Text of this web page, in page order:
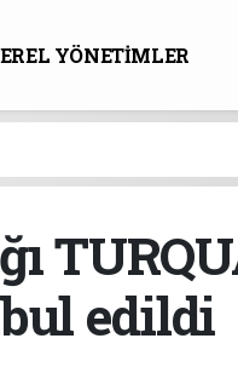
YÖNETİMLER
edildi